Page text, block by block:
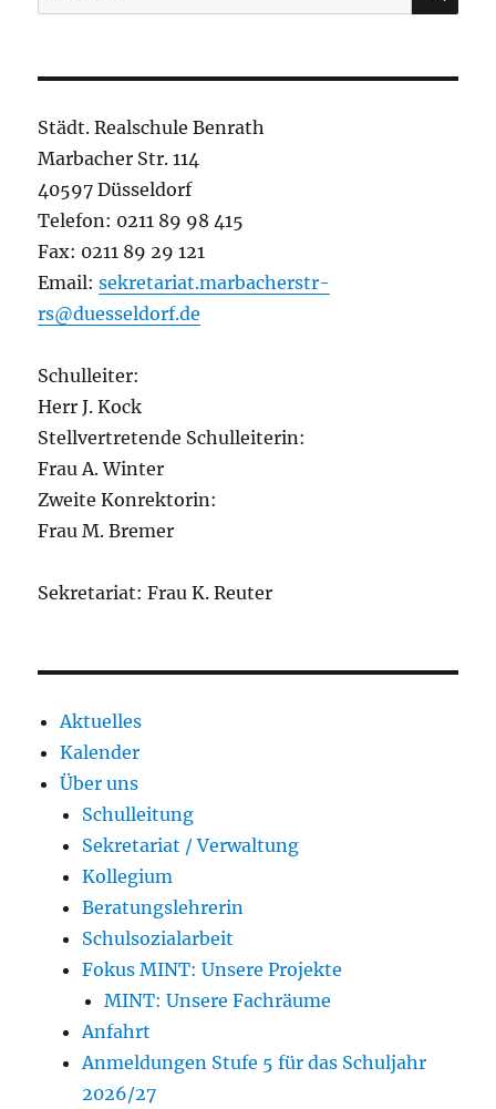
nach:
Städt. Realschule Benrath
Marbacher Str. 114
40597 Düsseldorf
Telefon: 0211 89 98 415
Fax: 0211 89 29 121
Email:sekretariat.marbacherstr-
rs@duesseldorf.de
Schulleiter:
Herr J. Kock
Stellvertretende Schulleiterin:
Frau A. Winter
Zweite Konrektorin:
Frau M. Bremer
Sekretariat: Frau K. Reuter
Aktuelles
Kalender
Über uns
Schulleitung
Sekretariat / Verwaltung
Kollegium
Beratungslehrerin
Schulsozialarbeit
Fokus MINT: Unsere Projekte
MINT: Unsere Fachräume
Anfahrt
Anmeldungen Stufe 5 für das Schuljahr
2026/27